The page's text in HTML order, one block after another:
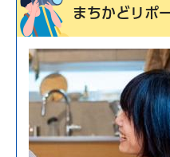
まちかどリポ